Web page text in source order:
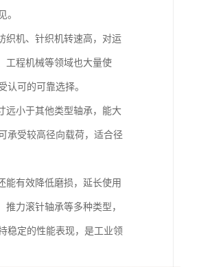
。
织机、针织机转速高，对运
工程机械等领域也大量使
可的可靠选择。
远小于其他类型轴承，能大
承受较高径向载荷，适合径
能有效降低磨损，延长使用
力滚针轴承等多种类型，
稳定的性能表现，是工业领